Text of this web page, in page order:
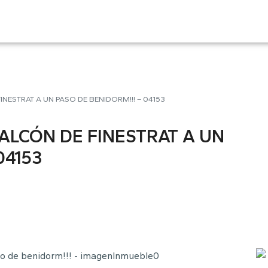
A UN PASO DE BENIDORM!!! – 04153
DE FINESTRAT A UN